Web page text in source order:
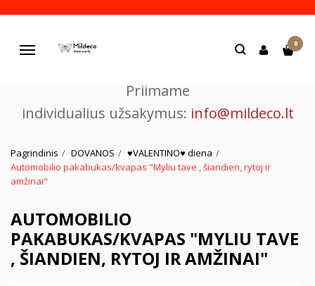
Navigacija
0
Priimame
individualius užsakymus: info@mildeco.lt
Pagrindinis DOVANOS
♥VALENTINO♥ diena
Automobilio pakabukas/kvapas "Myliu tave , šiandien, rytoj ir
amžinai"
AUTOMOBILIO
PAKABUKAS/KVAPAS "MYLIU TAVE
, ŠIANDIEN, RYTOJ IR AMŽINAI"